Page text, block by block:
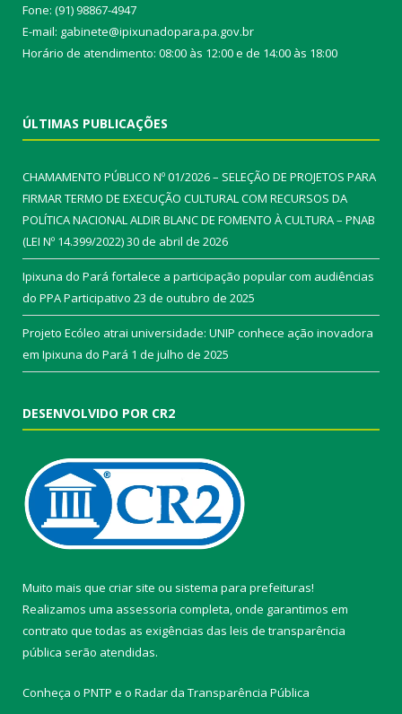
Fone: (91) 98867-4947
E-mail: gabinete@ipixunadopara.pa.gov.br
Horário de atendimento: 08:00 às 12:00 e de 14:00 às 18:00
ÚLTIMAS PUBLICAÇÕES
CHAMAMENTO PÚBLICO Nº 01/2026 – SELEÇÃO DE PROJETOS PARA
FIRMAR TERMO DE EXECUÇÃO CULTURAL COM RECURSOS DA
POLÍTICA NACIONAL ALDIR BLANC DE FOMENTO À CULTURA – PNAB
(LEI Nº 14.399/2022)30 de abril de 2026
Ipixuna do Pará fortalece a participação popular com audiências
do PPA Participativo 23 de outubro de 2025
Projeto Ecóleo atrai universidade: UNIP conhece ação inovadora
em Ipixuna do Pará 1 de julho de 2025
DESENVOLVIDO POR CR2
Muito mais que criar site ou sistema para prefeituras!
Realizamos uma assessoria completa, onde garantimos em
contrato que todas as exigências das leis de transparência
pública serão atendidas.
Conheça o PNTP e o Radar da Transparência Pública